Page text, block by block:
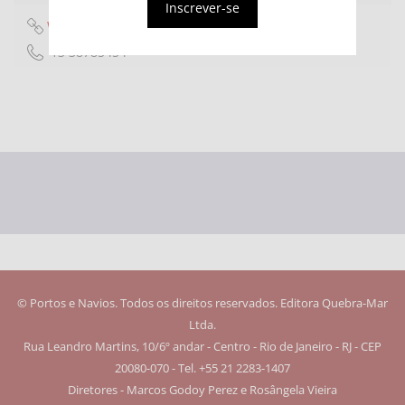
Inscrever-se
Website
13 38785454
© Portos e Navios. Todos os direitos reservados. Editora Quebra-Mar
Ltda.
Rua Leandro Martins, 10/6º andar - Centro - Rio de Janeiro - RJ - CEP
20080-070 - Tel. +55 21 2283-1407
Diretores - Marcos Godoy Perez e Rosângela Vieira